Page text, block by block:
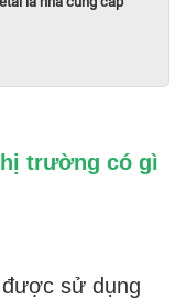
trường có gì
sử dụng